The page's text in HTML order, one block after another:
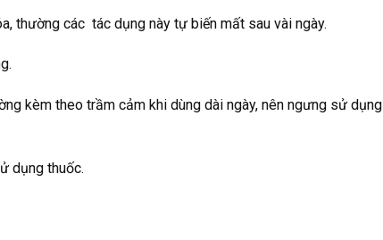
thường các tác dụng này tự biến mất sau vài ngày.
kèm theo trầm cảm khi dùng dài ngày, nên ngưng sử dụng
dụng thuốc.